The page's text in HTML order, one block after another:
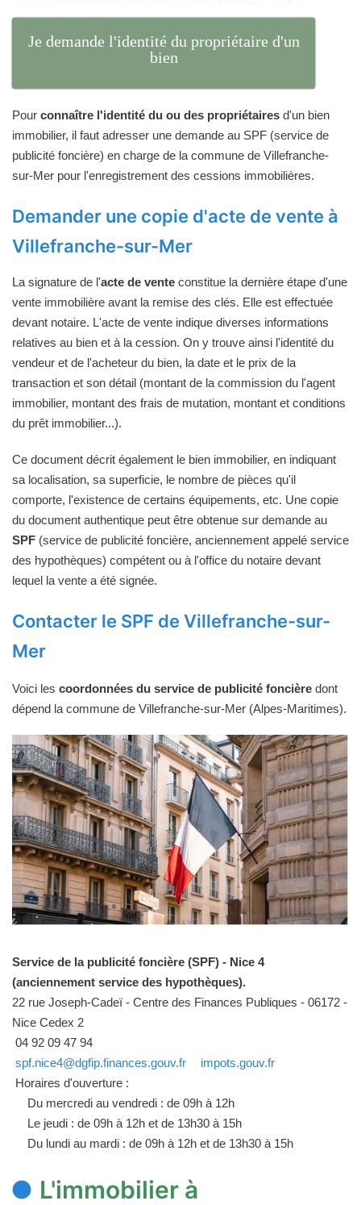
Je demande l'identité du propriétaire d'un
bien
Pour connaître l'identité du ou des propriétaires d'un bien
immobilier, il faut adresser une demande au SPF (service de
publicité foncière) en charge de la commune de Villefranche-
sur-Mer pour l'enregistrement des cessions immobilières.
Demander une copie d'acte de vente à
Villefranche-sur-Mer
La signature de l'acte de vente constitue la dernière étape d'une
vente immobilière avant la remise des clés. Elle est effectuée
devant notaire. L'acte de vente indique diverses informations
relatives au bien et à la cession. On y trouve ainsi l'identité du
vendeur et de l'acheteur du bien, la date et le prix de la
transaction et son détail (montant de la commission du l'agent
immobilier, montant des frais de mutation, montant et conditions
du prêt immobilier...).
Ce document décrit également le bien immobilier, en indiquant
sa localisation, sa superficie, le nombre de pièces qu'il
comporte, l'existence de certains équipements, etc. Une copie
du document authentique peut être obtenue sur demande au
SPF (service de publicité foncière, anciennement appelé service
des hypothèques) compétent ou à l'office du notaire devant
lequel la vente a été signée.
Contacter le SPF de Villefranche-sur-
Mer
Voici les coordonnées du service de publicité foncière dont
dépend la commune de Villefranche-sur-Mer (Alpes-Maritimes).
Service de la publicité foncière (SPF) - Nice 4
(anciennement service des hypothèques).
22 rue Joseph-Cadeï - Centre des Finances Publiques - 06172 -
Nice Cedex 2
04 92 09 47 94
spf.nice4@dgfip.finances.gouv.fr
impots.gouv.fr
Horaires d'ouverture :
Du mercredi au vendredi : de 09h à 12h
Le jeudi : de 09h à 12h et de 13h30 à 15h
Du lundi au mardi : de 09h à 12h et de 13h30 à 15h
L'immobilier à